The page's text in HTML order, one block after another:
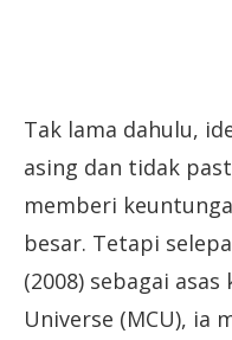
Tak lama dahulu,
asing dan tidak
memberi
besar. Tetapi
(2008) sebagai
Universe (MCU), ia